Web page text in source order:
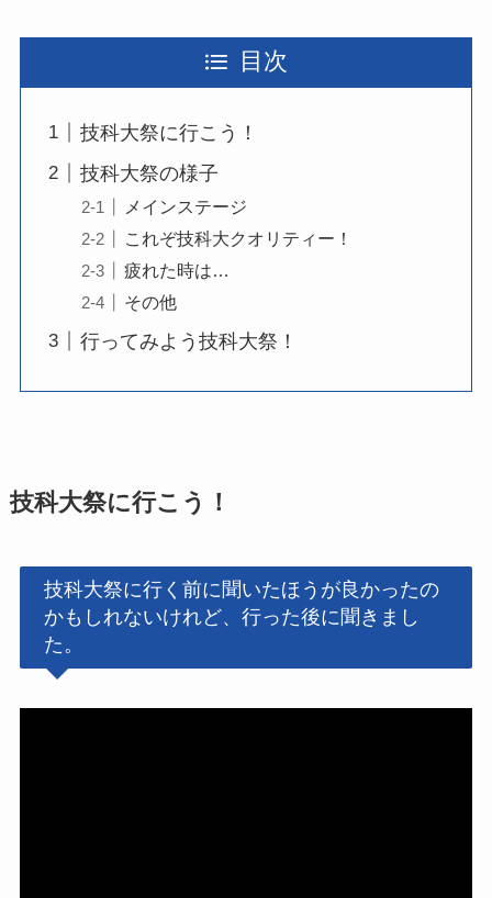
目次
技科大祭に行こう！
技科大祭の様子
メインステージ
これぞ技科大クオリティー！
疲れた時は…
その他
行ってみよう技科大祭！
技科大祭に行こう！
技科大祭に行く前に聞いたほうが良かったの
かもしれないけれど、行った後に聞きまし
た。